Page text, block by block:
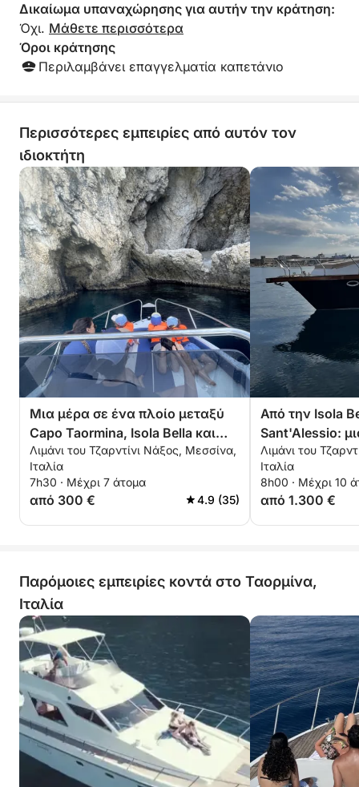
Δικαίωμα υπαναχώρησης για αυτήν την κράτηση:
Όχι. Μάθετε περισσότερα
Όροι κράτησης
Περιλαμβάνει επαγγελματία καπετάνιο
Περισσότερες εμπειρίες από αυτόν τον
ιδιοκτήτη
Μια μέρα σε ένα πλοίο μεταξύ
Capo Taormina, Isola Bella και
Sant'Alessio
Λιμάνι του Τζαρντίνι Νάξος, Μεσσίνα,
Ιταλία
7h30 · Μέχρι 7 άτομα
από 300 € 4.9 (35)
Από την Isola
Sant'Alessio:
εμπειρία με
Λιμάνι του
Ιταλία
8h00 · Μέχρι 10
από 1.300 €
Παρόμοιες εμπειρίες κοντά στο Ταορμίνα,
Ιταλία